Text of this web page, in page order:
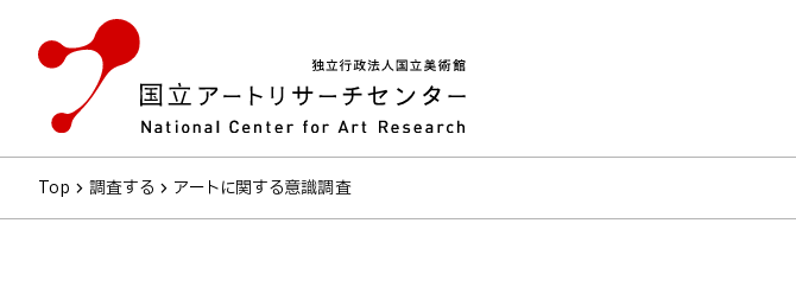
Top 調査する アートに関する意識調査